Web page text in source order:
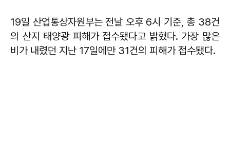
19일 산업통상자원부는 전날 오후 6시 기준, 총 38건
의 산지 태양광 피해가 접수됐다고 밝혔다. 가장 많은
비가 내렸던 지난 17일에만 31건의 피해가 접수됐다.